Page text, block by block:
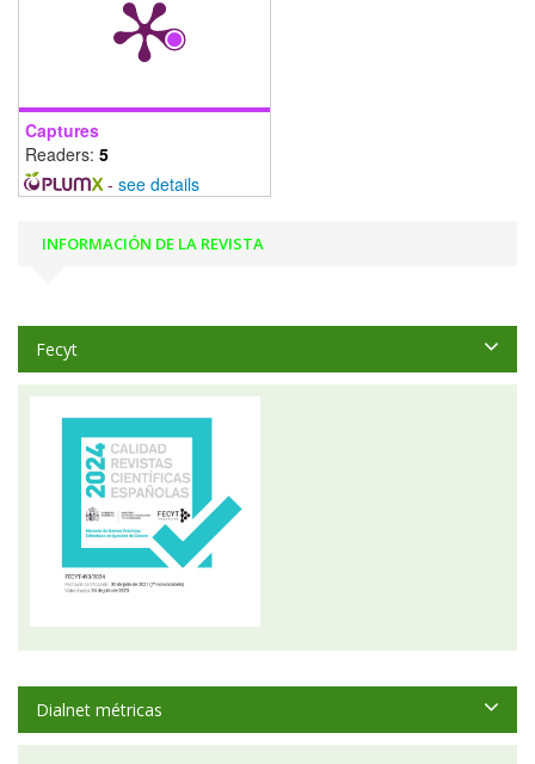
Captures
Readers: 5
- see details
INFORMACIÓN DE LA REVISTA
Fecyt
Dialnet métricas